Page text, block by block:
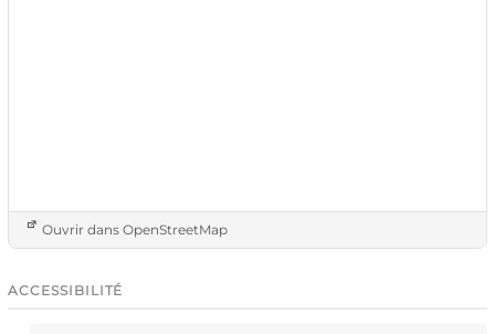
Ouvrir dans OpenStreetMap
ACCESSIBILITÉ